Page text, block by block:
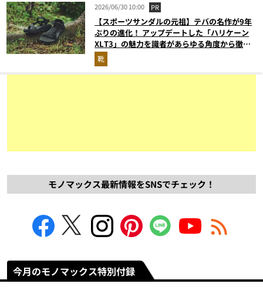
2026/06/30 10:00 PR
【スポーツサンダルの元祖】テバの名作が9年
ぶりの進化！ アップデートした「ハリケーン
XLT3」の魅力を識者があらゆる角度から徹底
解説！
靴
モノマックス最新情報をSNSでチェック！
今月のモノマックス特別付録